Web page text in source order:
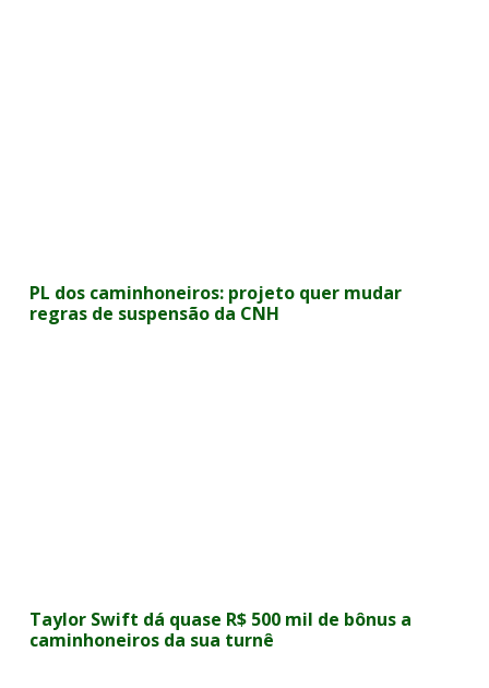
PL dos caminhoneiros: projeto quer mudar
regras de suspensão da CNH
Taylor Swift dá quase R$ 500 mil de bônus a
caminhoneiros da sua turnê